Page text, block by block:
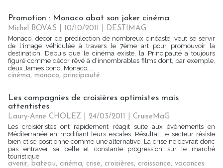
Promotion : Monaco abat son joker cinéma
Michel BOVAS | 10/10/2011
DESTIMAG
Monaco, décor de prédilection de nombreux cinéaste, veut se servir
de l'image véhiculée à travers le 7ème art pour promouvoir la
destination. Depuis que le cinéma existe, la Principauté a toujours
figuré comme décor rêvé à d’innombrables films dont, par exemple,
deux James bond. Monaco,...
cinéma, monaco, principauté
Les compagnies de croisières optimistes mais
attentistes
Laury-Anne CHOLEZ | 24/03/2011
CruiseMaG
Les croisiéristes ont rapidement réagit suite aux évènements en
Méditerranée en modifiant leurs escales. Résultat, le secteur résiste
bien et se positionne comme une alternative. La crise ne devrait donc
pas entraver sa belle et constante progression sur le marché
touristique.
avenir, bateau, cinéma, crise, croisières, croissance, vacances